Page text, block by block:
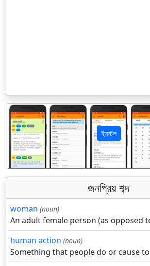
ইনস্টল
पिछला
জনপ্রিয় শব্দ
woman (noun)
An adult female person (as opposed
human action (noun)
Something that people do or cause